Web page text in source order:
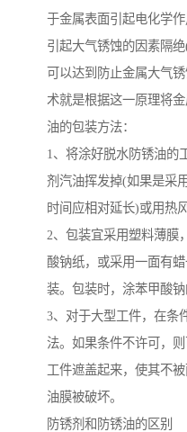
于金属表面引起电化学
引起大气锈蚀的因素隔
可以达到防止金属大气
术就是根据这一原理将
油的包装方法：
1、将涂好脱水防锈油的
剂汽油挥发掉(如果是采
时间应相对延长)或用热
2、包装宜采用塑料薄膜
酸钠纸，或采用一面有
装。包装时，涂苯甲酸钠
3、对于大型工件，在条
法。如果条件不许可，
工件遮盖起来，使其不
油膜被破坏。
防锈剂和防锈油的区别